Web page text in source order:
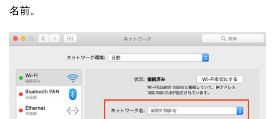
名前。